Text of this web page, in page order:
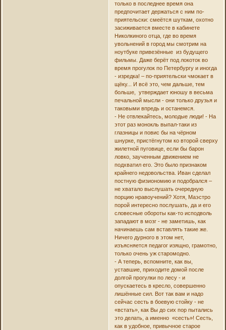
только в последнее время она
предпочитает держаться с ним по-
приятельски: смеётся шуткам, охотно
засиживается вместе в кабинете
Николкиного отца, где во время
увольнений в город мы смотрим на
ноутбуке привезённые из будущего
фильмы. Даже берёт под локоток во
время прогулок по Петербургу и иногда
- изредка! – по-приятельски чмокает в
щёку... И всё это, чем дальше, тем
больше, утверждает юношу в весьма
печальной мысли - они только друзья и
таковыми впредь и останемся.
- Не отвлекайтесь, молодые люди! - На
этот раз монокль выпал-таки из
глазницы и повис бы на чёрном
шнурке, пристёгнутом ко второй сверху
жилетной пуговице, если бы барон
ловко, заученным движением не
подхватил его. Это было признаком
крайнего недовольства. Иван сделал
постную физиономию и подобрался –
не хватало выслушать очередную
порцию нравоучений? Хотя, Маэстро
порой интересно послушать, да и его
словесные обороты как-то исподволь
западают в мозг - не заметишь, как
начинаешь сам вставлять такие же.
Ничего дурного в этом нет,
изъясняется педагог изящно, грамотно,
только очень уж старомодно.
- А теперь, вспомните, как вы,
уставшие, приходите домой после
долгой прогулки по лесу - и
опускаетесь в кресло, совершенно
лишённые сил. Вот так вам и надо
сейчас сесть в боевую стойку - не
«встать», как Вы до сих пор пытались
это делать, а именно «сесть»! Сесть,
как в удобное, привычное старое